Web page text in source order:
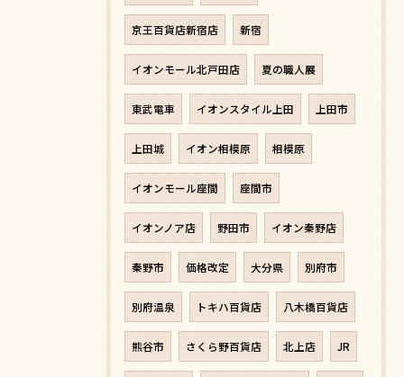
京王百貨店新宿店 新宿
イオンモール北戸田店 夏の職人展
東武電車 イオンスタイル上田 上田市
上田城 イオン相模原 相模原
イオンモール座間 座間市
イオンノア店 野田市 イオン秦野店
秦野市 価格改定 大分県 別府市
別府温泉 トキハ百貨店 八木橋百貨店
熊谷市 さくら野百貨店 北上店 JR